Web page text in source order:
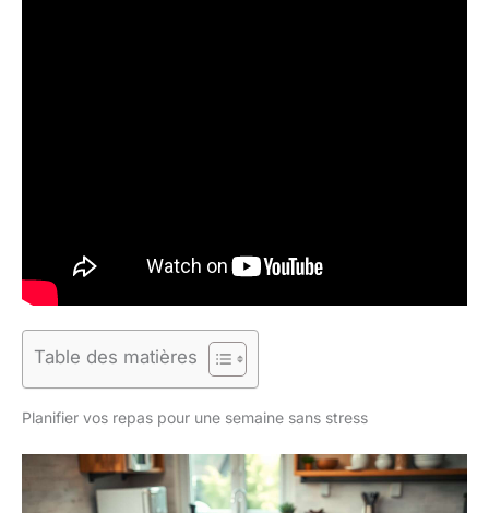
Table des matières
Planifier vos repas pour une semaine sans stress